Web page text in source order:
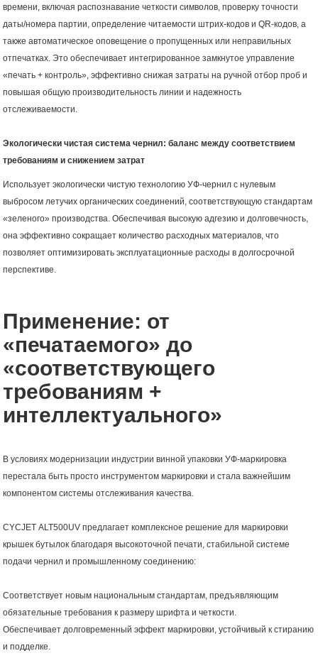
времени, включая распознавание четкости символов, проверку точности
даты/номера партии, определение читаемости штрих-кодов и QR-кодов, а
также автоматическое оповещение о пропущенных или неправильных
отпечатках. Это обеспечивает интегрированное замкнутое управление
«печать + контроль», эффективно снижая затраты на ручной отбор проб и
повышая общую производительность линии и надежность
отслеживаемости.
Экологически чистая система чернил: баланс между соответствием
требованиям и снижением затрат
Использует экологически чистую технологию УФ-чернил с нулевым
выбросом летучих органических соединений, соответствующую стандартам
«зеленого» производства. Обеспечивая высокую адгезию и долговечность,
она эффективно сокращает количество расходных материалов, что
позволяет оптимизировать эксплуатационные расходы в долгосрочной
перспективе.
Применение: от
«печатаемого» до
«соответствующего
требованиям +
интеллектуального»
В условиях модернизации индустрии винной упаковки УФ-маркировка
перестала быть просто инструментом маркировки и стала важнейшим
компонентом системы отслеживания качества.
CYCJET ALT500UV предлагает комплексное решение для маркировки
крышек бутылок благодаря высокоточной печати, стабильной системе
подачи чернил и промышленному соединению:
Соответствует новым национальным стандартам, предъявляющим
обязательные требования к размеру шрифта и четкости.
Обеспечивает долговременный эффект маркировки, устойчивый к стиранию
и подделке.